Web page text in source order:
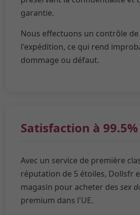
garantie.
Nous effectuons un contrôle
l'expédition, ce qui rend
dommage ou défaut.
Satisfaction à 99.5%
Avec un service de première
réputation de 5 étoiles, Dollsfr
magasin pour acheter des sex
premium dans l'UE.